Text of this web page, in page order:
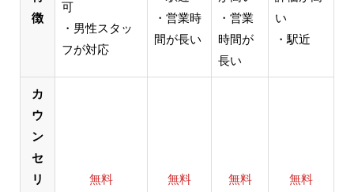
徴
可
・男性スタッ
フが対応
・営業時
間が長い
・営業
時間が
長い
い
・駅近
カ
ウ
ン
セ
リ
無料 無料 無料 無料